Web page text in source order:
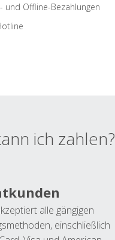
und Offline-Bezahlungen
ich zahlen?
alle gängigen
einschließlich